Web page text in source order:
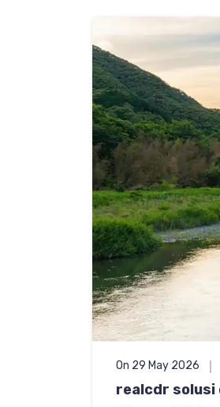
On 29 May 2026
realcdr solusi